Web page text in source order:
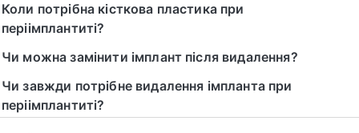
Коли потрібна кісткова пластика при
періімплантиті?
Чи можна замінити імплант після видалення?
Чи завжди потрібне видалення імпланта при
періімплантиті?